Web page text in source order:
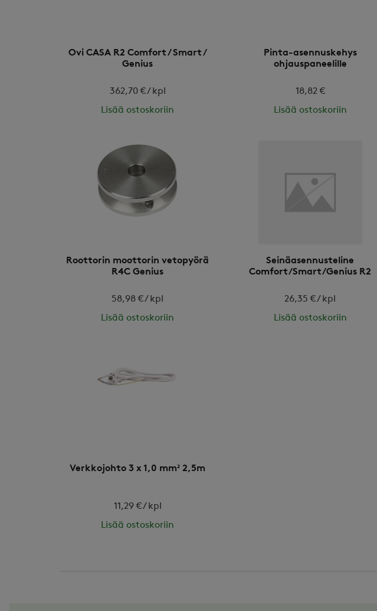
Ovi CASA R2 Comfort / Smart /
Genius
362,70 € / kpl
Lisää ostoskoriin
Pinta-asennuskehys
ohjauspaneelille
18,82 €
Lisää ostoskoriin
Roottorin moottorin vetopyörä
R4C Genius
58,98 € / kpl
Lisää ostoskoriin
Seinäasennusteline
Comfort/Smart/Genius R2
26,35 € / kpl
Lisää ostoskoriin
Verkkojohto 3 x 1,0 mm² 2,5m
11,29 € / kpl
Lisää ostoskoriin